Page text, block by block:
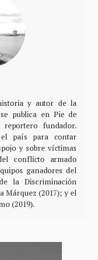
y autor de la
publica en Pie de
fundador.
país para contar
y sobre víctimas
conflicto armado
ganadores del
la Discriminación
Márquez (2017); y el
(2019).